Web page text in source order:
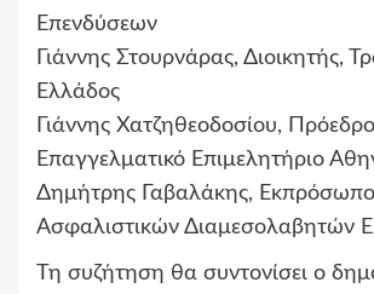
Επενδύσεων
Γιάννης Στουρνάρας, Διοικητής,
Ελλάδος
Γιάννης Χατζηθεοδοσίου,
Επαγγελματικό Επιμελητήριο
Δημήτρης Γαβαλάκης,
Ασφαλιστικών Διαμεσολαβητών
Τη συζήτηση θα συντονίσει ο